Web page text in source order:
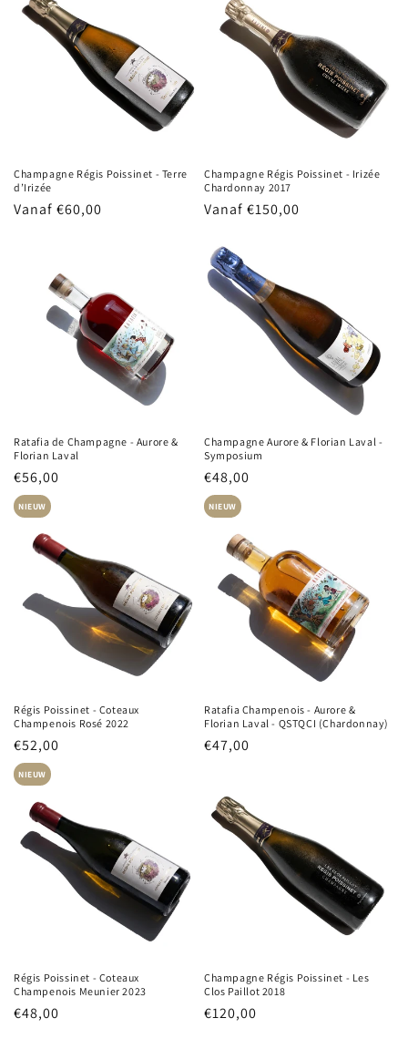
Champagne Régis Poissinet - Terre
d’Irizée
Normale
Vanaf €60,00
Champagne Régis Poissinet - Irizée
Chardonnay 2017
Normale
Vanaf €150,00
Ratafia de Champagne - Aurore &
Florian Laval
Normale
prijs
€56,00
Champagne Aurore & Florian Laval -
Symposium
Normale
prijs
€48,00
NIEUW
Régis Poissinet - Coteaux
Champenois Rosé 2022
Normale
prijs
€52,00
NIEUW
Ratafia Champenois - Aurore &
Florian Laval - QSTQCI (Chardonnay)
Normale
€47,00
NIEUW
Régis Poissinet - Coteaux
Champenois Meunier 2023
Normale
€48,00
Champagne Régis Poissinet - Les
Clos Paillot 2018
Normale
€120,00